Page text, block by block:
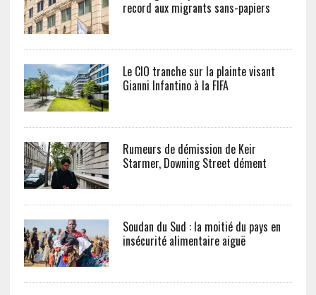
record aux migrants sans-papiers
Le CIO tranche sur la plainte visant
Gianni Infantino à la FIFA
Rumeurs de démission de Keir
Starmer, Downing Street dément
Soudan du Sud : la moitié du pays en
insécurité alimentaire aiguë